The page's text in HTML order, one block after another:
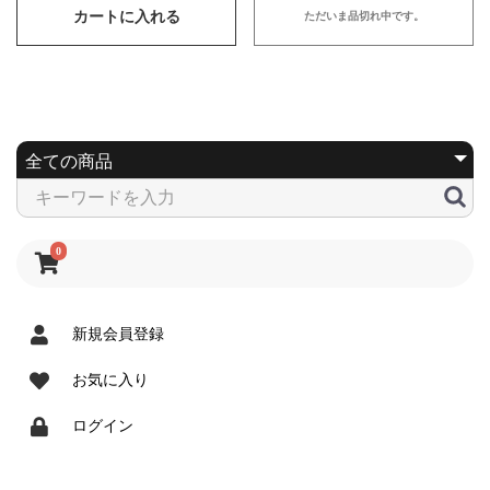
0
新規会員登録
お気に入り
ログイン
カートに入れる ただいま品切れ中です。